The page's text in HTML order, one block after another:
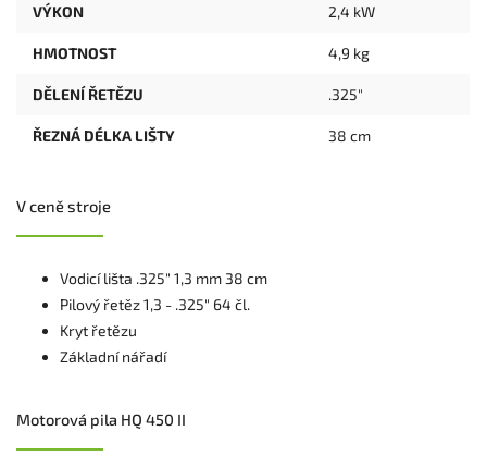
VÝKON 2,4 kW
HMOTNOST 4,9 kg
DĚLENÍ ŘETĚZU .325"
ŘEZNÁ DÉLKA LIŠTY 38 cm
V ceně stroje
Vodicí lišta .325" 1,3 mm 38 cm
Pilový řetěz 1,3 - .325" 64 čl.
Kryt řetězu
Základní nářadí
Motorová pila HQ 450 II